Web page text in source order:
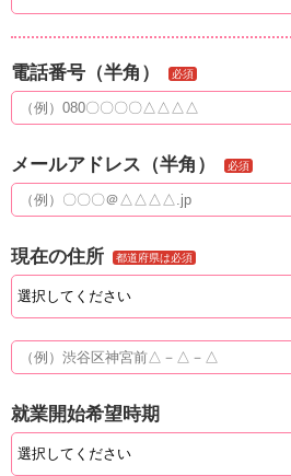
電話番号（半角） 必須
メールアドレス（半角） 必須
現在の住所 都道府県は必須
就業開始希望時期